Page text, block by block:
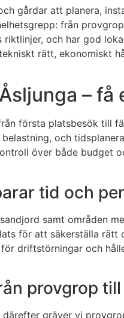
gårdar att planera,
från
och har god
rätt, ekonomiskt
–
första platsbesök till
och
över både budget
tid och
samt områden
för att säkerställa rätt
driftstörningar och
provgrop
gräver vi